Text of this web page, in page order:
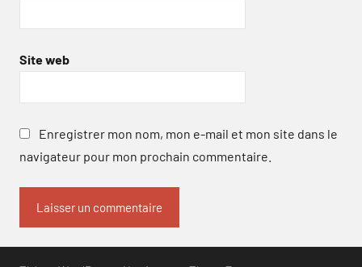
Site web
Enregistrer mon nom, mon e-mail et mon site dans le
navigateur pour mon prochain commentaire.